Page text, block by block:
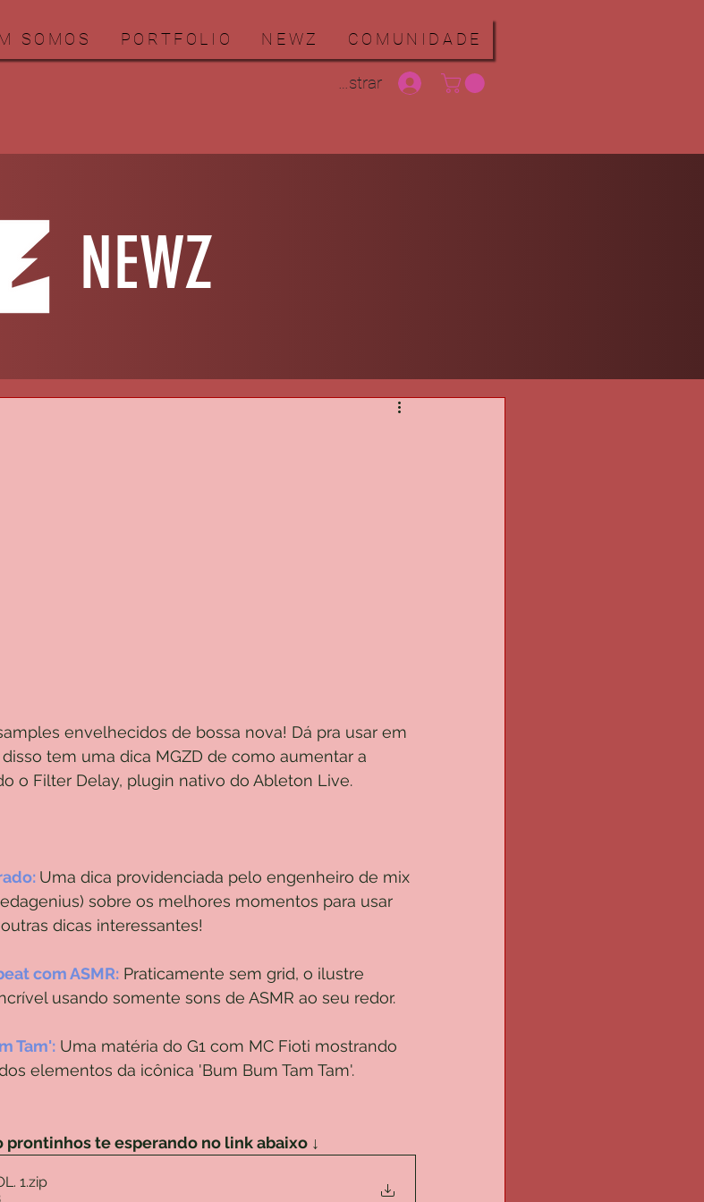
SOMOS PORTFOLIO NEWZ COMUNIDADE
Entrar/Cadastrar
NEWZ
envelhecidos de bossa nova! Dá pra usar em
tem uma dica MGZD de como aumentar a
o Filter Delay, plugin nativo do Ableton Live.
Uma dica providenciada pelo engenheiro de mix
sobre os melhores momentos para usar
dicas interessantes!
com ASMR: Praticamente sem grid, o ilustre
usando somente sons de ASMR ao seu redor.
Tam': Uma matéria do G1 com MC Fioti mostrando
elementos da icônica 'Bum Bum Tam Tam'.
prontinhos te esperando no link abaixo ↓
1.zip